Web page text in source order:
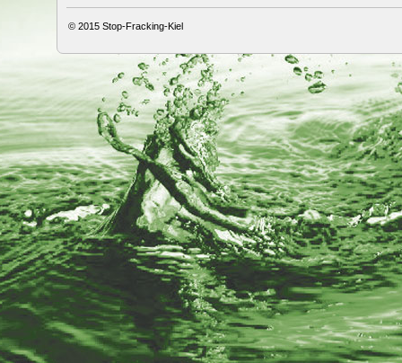
© 2015 Stop-Fracking-Kiel